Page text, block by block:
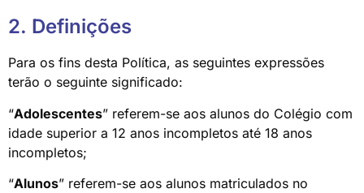
2. Definições
Para os fins desta Política, as seguintes expressões
terão o seguinte significado:
“Adolescentes” referem-se aos alunos do Colégio com
idade superior a 12 anos incompletos até 18 anos
incompletos;
“Alunos” referem-se aos alunos matriculados no